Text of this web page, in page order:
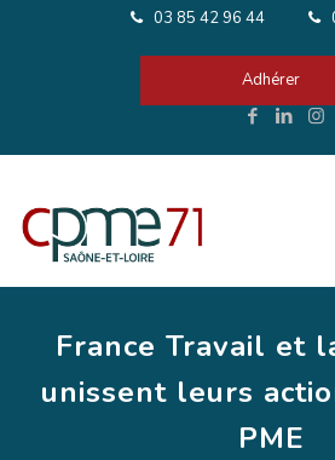
03 85 42 96 44
Adhérer
France Travail et
unissent leurs
PME